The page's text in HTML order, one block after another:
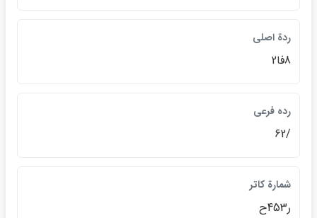
ردة اصلي
8فا2
رده فرعي
/62
شمارة كاتر
ر453ح